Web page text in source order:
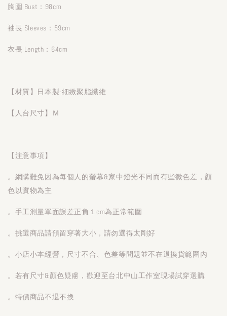
胸圍 Bust：98cm
袖長 Sleeves：59cm
衣長 Length：64cm
【材質】日本製-細緻聚脂纖維
【人台尺寸】Ｍ
【注意事項】
。網購難免因為每個人的螢幕&家中燈光不同而有些微色差，顏
色以實物為主
。手工測量單面誤差正負１cm為正常範圍
。挑選商品請預留穿著大小，請勿選得太剛好
。小店小本經營，尺寸不合、色差等問題並不在退換貨範圍內
。若有尺寸&顏色疑慮，歡迎至台北中山工作室現場試穿選購
。特價商品不退不換